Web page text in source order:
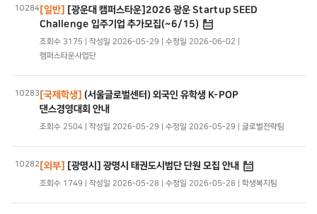
10284[일반] [광운대 캠퍼스타운]2026 광운 Startup SEED
Challenge 입주기업 추가모집(~6/15)
조회수 3175 | 작성일 2026-05-29 | 수정일 2026-06-02 |
캠퍼스타운사업단
10283[국제학생] (서울글로벌센터) 외국인 유학생 K-POP
댄스경영대회 안내
조회수 2504 | 작성일 2026-05-29 | 수정일 2026-05-29 | 글로벌전략팀
10282[외부] [광명시] 광명시 태권도시범단 단원 모집 안내
조회수 1749 | 작성일 2026-05-28 | 수정일 2026-05-28 | 학생복지팀